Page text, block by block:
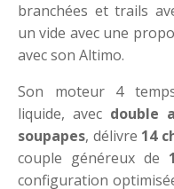
branchées et trails
un vide avec une
avec son Altimo.
Son moteur 4
liquide, avec double
soupapes, délivre 14
couple généreux de
configuration